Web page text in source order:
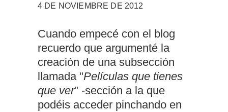
4 DE NOVIEMBRE DE 2012
Cuando empecé con el blog
recuerdo que argumenté la
creación de una subsección
llamada "Películas que tienes
que ver" -sección a la que
podéis acceder pinchando en